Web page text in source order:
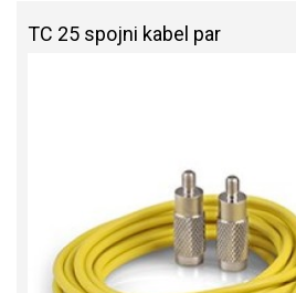
TC 25 spojni kabel par